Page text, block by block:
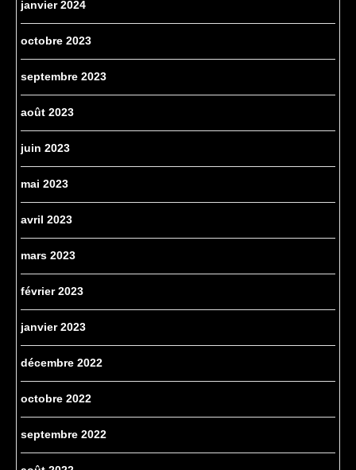
janvier 2024
octobre 2023
septembre 2023
août 2023
juin 2023
mai 2023
avril 2023
mars 2023
février 2023
janvier 2023
décembre 2022
octobre 2022
septembre 2022